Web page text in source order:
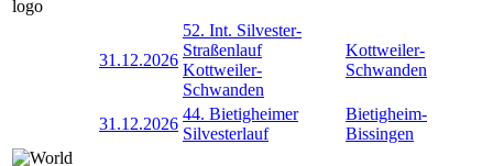
31.12.2026
52. Int. Silvester-
Straßenlauf
Kottweiler-
Schwanden
Kottweiler-
Schwanden
31.12.2026
44. Bietigheimer
Silvesterlauf
Bietigheim-
Bissingen